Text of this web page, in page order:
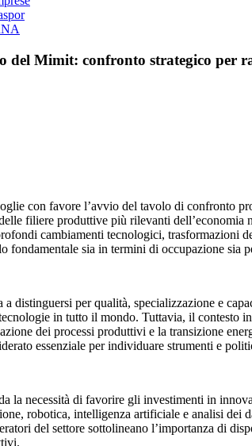
del Mimit: confronto strategico per
con favore l’avvio del tavolo di confronto
filiere produttive più rilevanti
cambiamenti tecnologici, trasformazioni
fondamentale sia in termini di occupazione
a distinguersi per qualità, specializzazione e
in tutto il mondo. Tuttavia, il contesto
dei processi produttivi e la transizione
essenziale per individuare strumenti e
la necessità di favorire gli investimenti in
robotica, intelligenza artificiale e analisi dei
del settore sottolineano l’importanza di